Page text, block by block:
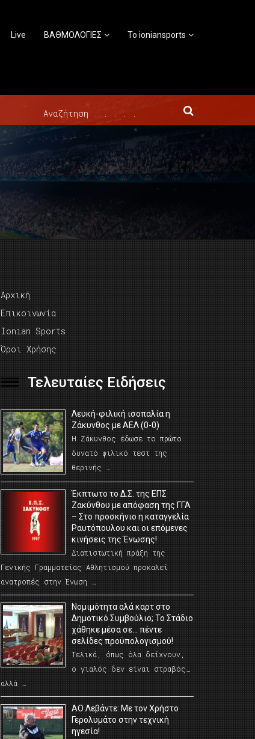
Live ΒΑΘΜΟΛΟΓΙΕΣ Το ioniansports
Αρχική
Επικοινωνία
Ionian Sports
Όροι Χρήσης
Τελευταίες Ειδήσεις
Λευκή-φιλική ισοπαλία η
Ζάκυνθος με ΑΕΛ (0-0)
Η Ζάκυνθος έδωσε το πρώτο
δυνατό φιλικό τεστ της
θερινής …
Έκπτωτο το Δ.Σ. της ΕΠΣ
Ζακύνθου με απόφαση της ΓΓΑ
– Στο προσκήνιο η καταγγελία
Ραυτόπουλου και οι επόμενες
κινήσεις της Ένωσης!
Διαπιστωτική πράξη της
Γενικής Γραμματείας Αθλητισμού προκαλεί
ανατροπές στην Ένωση …
Νομιμότητα αλά καρτ στο
Δημοτικό Συμβούλιο; Το Στάδιο
χάθηκε μέσα σε… πέντε
σελίδες προϋπολογισμού!
Τελικά, όπως όλα δείχνουν,
ο γιαλός δεν είναι στραβός…
αλλά …
ΑΟ Λεβάντε: Με τον Χρήστο
Γερολυμάτο στην τεχνική
ηγεσία!